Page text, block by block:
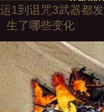
1到诅咒3武器都发
生了哪些变化